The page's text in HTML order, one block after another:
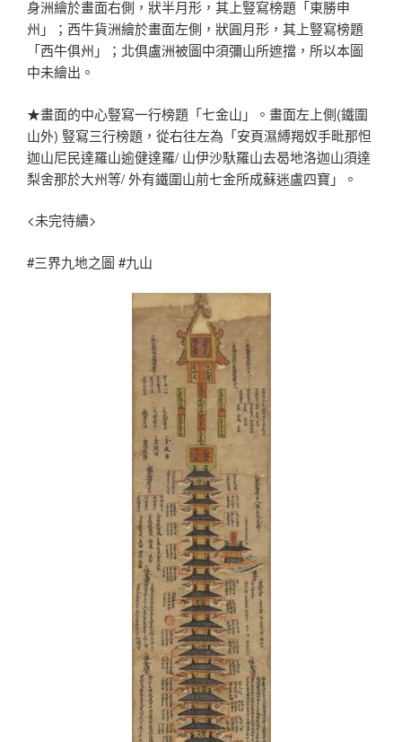
身洲繪於畫面右側，狀半月形，其上豎寫榜題「東勝申
州」；西牛貨洲繪於畫面左側，狀圓月形，其上豎寫榜題
「西牛俱州」；北俱盧洲被圖中須彌山所遮擋，所以本圖
中未繪出。
★畫面的中心豎寫一行榜題「七金山」。畫面左上側(鐵圍
山外) 豎寫三行榜題，從右往左為「安頁濕縛羯奴手毗那怛
迦山尼民達羅山逾健達羅/ 山伊沙馱羅山去曷地洛迦山須達
梨舍那於大州等/ 外有鐵圍山前七金所成蘇迷盧四寶」。
<未完待續>
#三界九地之圖 #九山